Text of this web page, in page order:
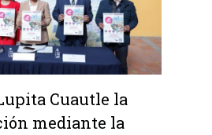
Cuautle la
mediante la